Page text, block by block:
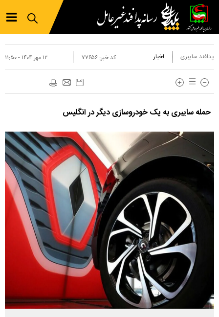
پدافند سایبری اخبار ۱۲ مهر ۱۴۰۴ - ۱۱:۵۰ کد خبر:۷۷۶۵۶
حمله سایبری به یک خودروسازی دیگر در انگلیس